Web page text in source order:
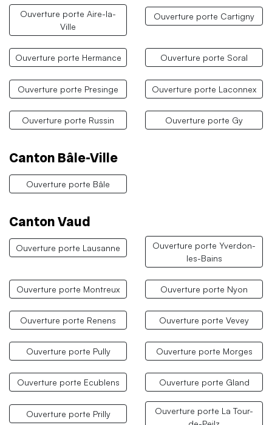
Ouverture porte Aire-la-
Ville
Ouverture porte Cartigny
Ouverture porte Hermance Ouverture porte Soral
Ouverture porte Presinge Ouverture porte Laconnex
Ouverture porte Russin Ouverture porte Gy
Canton Bâle-Ville
Ouverture porte Bâle
Canton Vaud
Ouverture porte Lausanne
Ouverture porte Yverdon-
les-Bains
Ouverture porte Montreux Ouverture porte Nyon
Ouverture porte Renens Ouverture porte Vevey
Ouverture porte Pully Ouverture porte Morges
Ouverture porte Ecublens Ouverture porte Gland
Ouverture porte Prilly
Ouverture porte La Tour-